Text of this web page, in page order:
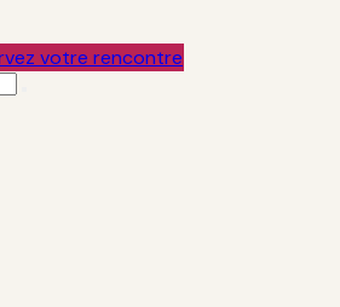
v​​otre r​​encontre